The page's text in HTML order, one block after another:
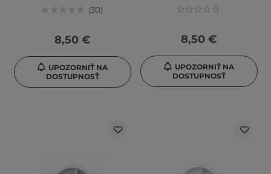
30
8,50 €
UPOZORNIŤ NA
DOSTUPNOSŤ
8,50 €
UPOZORNIŤ NA
DOSTUPNOSŤ